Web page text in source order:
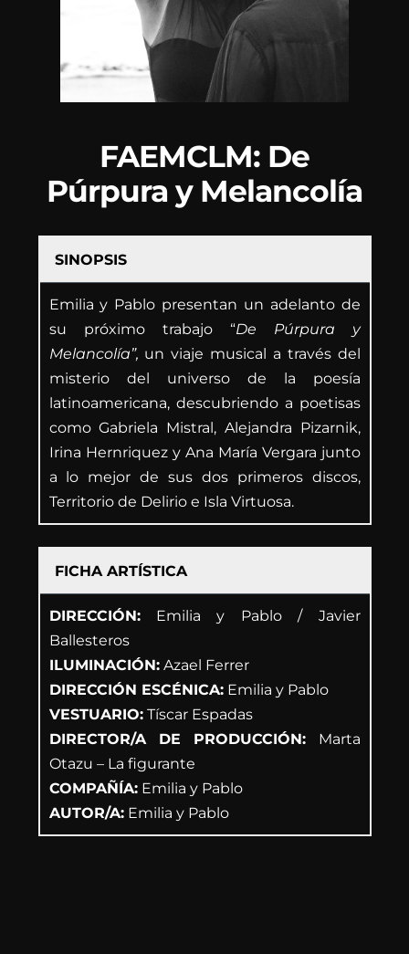
FAEMCLM: De
Púrpura y Melancolía
SINOPSIS
Emilia y Pablo presentan un adelanto de
su próximo trabajo “De Púrpura y
Melancolía”, un viaje musical a través del
misterio del universo de la poesía
latinoamericana, descubriendo a poetisas
como Gabriela Mistral, Alejandra Pizarnik,
Irina Hernriquez y Ana María Vergara junto
a lo mejor de sus dos primeros discos,
Territorio de Delirio e Isla Virtuosa.
FICHA ARTÍSTICA
DIRECCIÓN:Emilia y Pablo / Javier
Ballesteros
ILUMINACIÓN:Azael Ferrer
DIRECCIÓN ESCÉNICA:Emilia y Pablo
VESTUARIO:Tíscar Espadas
DIRECTOR/A DE PRODUCCIÓN: Marta
Otazu – La figurante
COMPAÑÍA:Emilia y Pablo
AUTOR/A:Emilia y Pablo